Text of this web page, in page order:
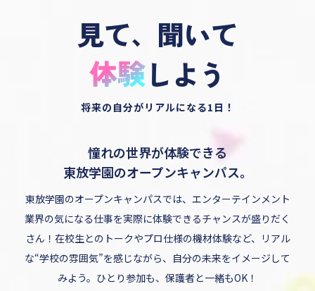
見て、聞いて
しよう
将来の自分がリアルになる1日！
憧れの世界が体験できる
東放学園のオープンキャンパス。
東放学園のオープンキャンパスでは、エンターテインメント
業界の気になる仕事を実際に体験できるチャンスが盛りだく
さん！在校生とのトークやプロ仕様の機材体験など、リアル
な“学校の雰囲気”を感じながら、自分の未来をイメージして
みよう。ひとり参加も、保護者と一緒もOK！